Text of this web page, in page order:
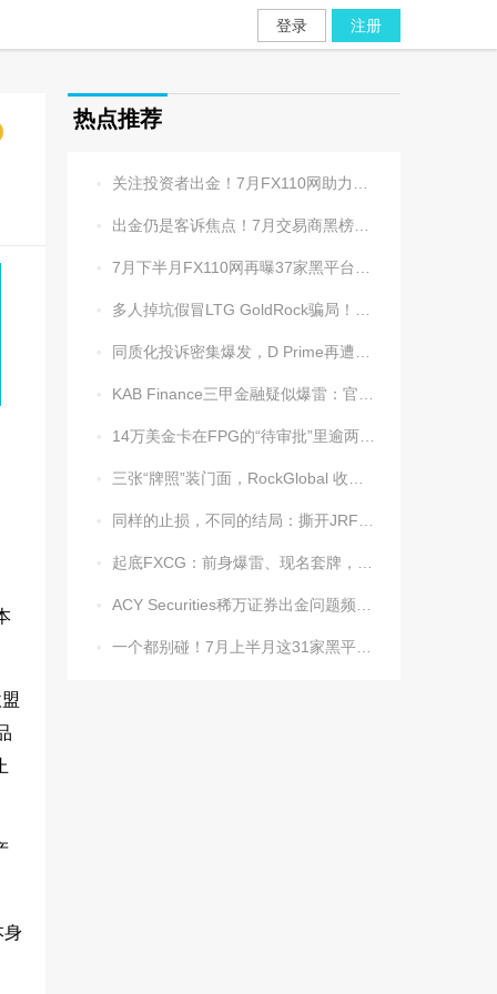
登录 注册
身
热点推荐
关注投资者出金！7月FX110网助力追回资金1202.5万元
出金仍是客诉焦点！7月交易商黑榜名单发布
7月下半月FX110网再曝37家黑平台，多家疑为同一团伙操控
多人掉坑假冒LTG GoldRock骗局！平台本尊曾被清算，受害者同样不计其数
同质化投诉密集爆发，D Prime再遭实名举报：超3.2万美元遭无理扣押
KAB Finance三甲金融疑似爆雷：官网瘫痪、业务员失联、出金遇阻
14万美金卡在FPG的“待审批”里逾两周，平台全线冷处理
三张“牌照”装门面，RockGlobal 收割起来从不手软
同样的止损，不同的结局：撕开JRFX金荣环球定向滑点的遮羞布
起底FXCG：前身爆雷、现名套牌，受害者还在增加
ACY Securities稀万证券出金问题频发，到账得凭运气？
一个都别碰！7月上半月这31家黑平台被揪出